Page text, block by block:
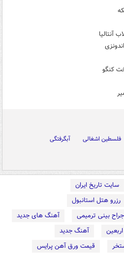
آنتالیا
کنگو
فلسطین اشغالی
آبگرفتگی
سایت تاریخ ایران
رزرو هتل استانبول
بینی ترمیمی
آهنگ های جدید
آهنگ جدید
قیمت ورق آهن پرایس